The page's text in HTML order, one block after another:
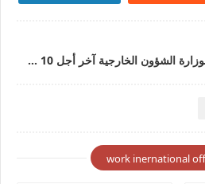
مباراة توظيف 154 منصب بوزارة الشؤون الخارجية آخر أجل 10 غشت 2026